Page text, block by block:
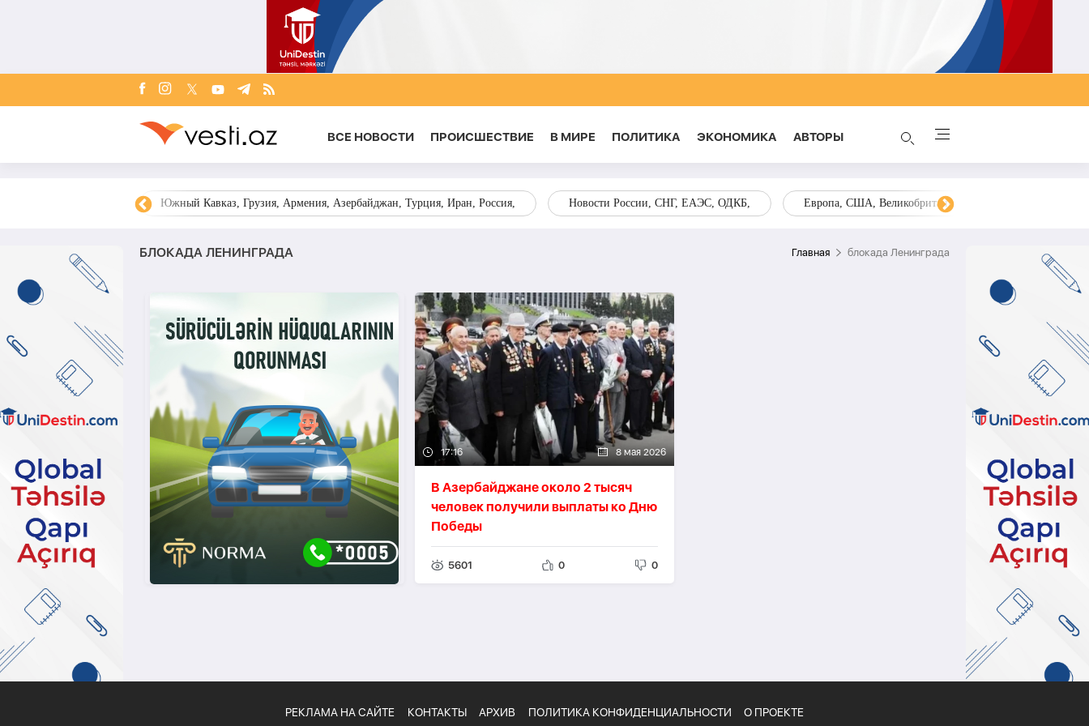
ВСЕ НОВОСТИ ПРОИСШЕСТВИЕ В МИРЕ ПОЛИТИКА ЭКОНОМИКА AВТОРЫ
Южный Кавказ, Грузия, Армения, Азербайджан, Турция, Иран, Россия, Новости России, СНГ, ЕАЭС, ОДКБ, Европа, США, Великобритания, Украина, Запад,
БЛОКАДА ЛЕНИНГРАДА Главная блокада Ленинграда
17:16 8 мая 2026
В Азербайджане около 2 тысяч
человек получили выплаты ко Дню
Победы
5601 0 0
РЕКЛАМА НА САЙТЕ КОНТАКТЫ АРХИВ ПОЛИТИКА КОНФИДЕНЦИАЛЬНОСТИ О ПРОЕКТЕ